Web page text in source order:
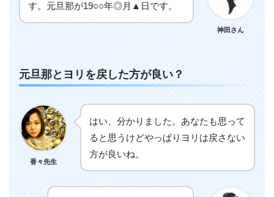
す。元旦那が19○○年◎月▲日です。
神田さん
元旦那とヨリを戻した方が良い？
香々先生
はい、分かりました。あなたも思って
ると思うけどやっぱりヨリは戻さない
方が良いね。